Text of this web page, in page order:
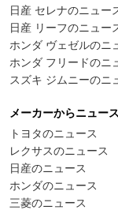
日産 セレナのニュー
日産 リーフのニュー
ホンダ ヴェゼルのニ
ホンダ フリードのニ
スズキ ジムニーのニ
メーカーからニュー
トヨタのニュース
レクサスのニュース
日産のニュース
ホンダのニュース
三菱のニュース